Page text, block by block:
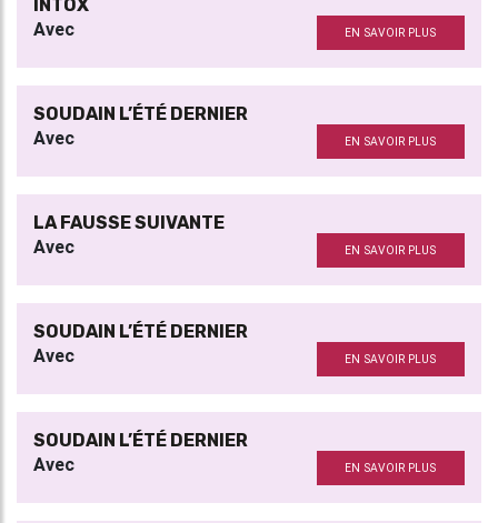
INTOX
Avec EN SAVOIR PLUS
SOUDAIN L’ÉTÉ DERNIER
Avec EN SAVOIR PLUS
LA FAUSSE SUIVANTE
Avec EN SAVOIR PLUS
SOUDAIN L’ÉTÉ DERNIER
Avec EN SAVOIR PLUS
SOUDAIN L’ÉTÉ DERNIER
Avec EN SAVOIR PLUS